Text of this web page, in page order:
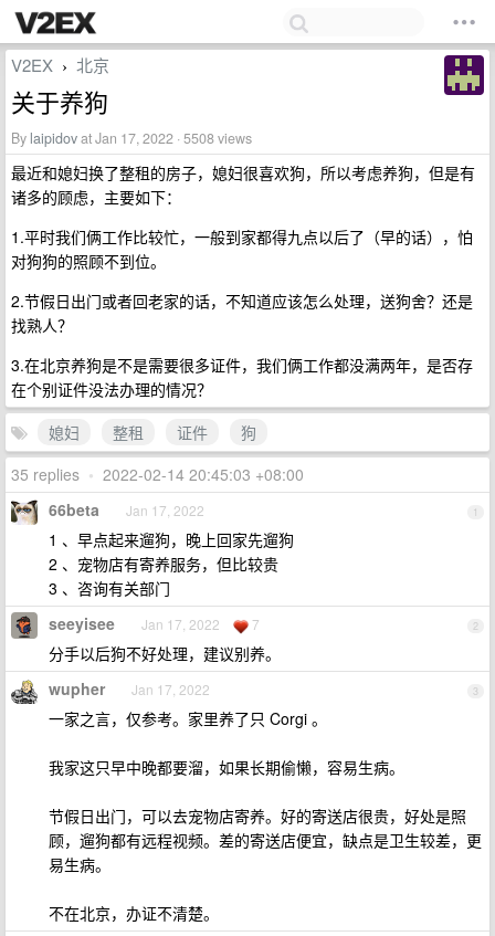
V2EX › 北京
关于养狗
By laipidovat Jan 17, 2022 · 5508 views
最近和媳妇换了整租的房子，媳妇很喜欢狗，所以考虑养狗，但是有
诸多的顾虑，主要如下：
1.平时我们俩工作比较忙，一般到家都得九点以后了（早的话），怕
对狗狗的照顾不到位。
2.节假日出门或者回老家的话，不知道应该怎么处理，送狗舍？还是
找熟人？
3.在北京养狗是不是需要很多证件，我们俩工作都没满两年，是否存
在个别证件没法办理的情况？
媳妇
整租 证件
狗
35 replies • 2022-02-14 20:45:03 +08:00
1
66beta Jan 17, 2022
1 、早点起来遛狗，晚上回家先遛狗
2 、宠物店有寄养服务，但比较贵
3 、咨询有关部门
2
seeyisee Jan 17, 2022 7
分手以后狗不好处理，建议别养。
3
wupher Jan 17, 2022
一家之言，仅参考。家里养了只 Corgi 。
我家这只早中晚都要溜，如果长期偷懒，容易生病。
节假日出门，可以去宠物店寄养。好的寄送店很贵，好处是照
顾，遛狗都有远程视频。差的寄送店便宜，缺点是卫生较差，更
易生病。
不在北京，办证不清楚。